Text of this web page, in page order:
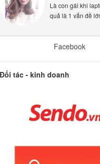
Là con gái khi
quả là 1 vấn đề
Facebook
Đối tác - kinh doanh